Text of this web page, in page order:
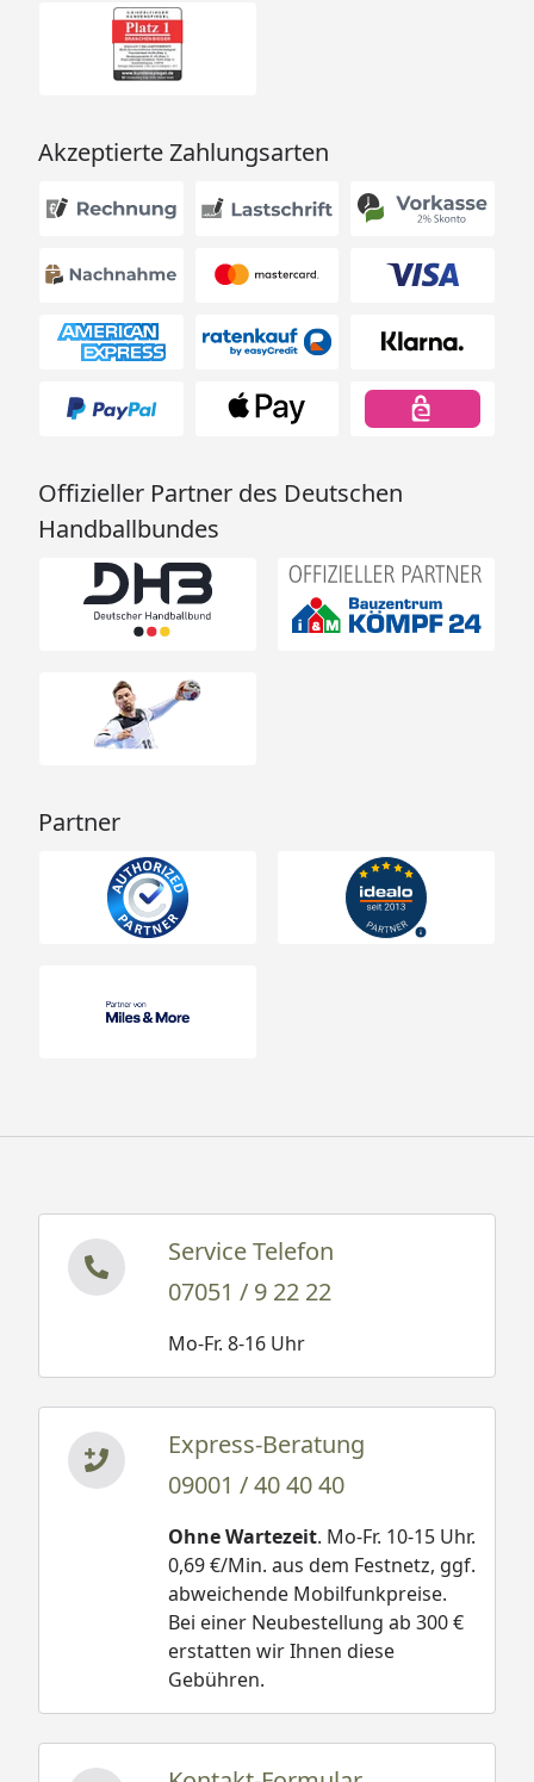
Akzeptierte Zahlungsarten
Offizieller Partner des Deutschen
Handballbundes
Partner
Service Telefon
07051 / 9 22 22
Mo-Fr. 8-16 Uhr
Express-Beratung
09001 / 40 40 40
Ohne Wartezeit. Mo-Fr. 10-15 Uhr.
0,69 €/Min. aus dem Festnetz, ggf.
abweichende Mobilfunkpreise.
Bei einer Neubestellung ab 300 €
erstatten wir Ihnen diese
Gebühren.